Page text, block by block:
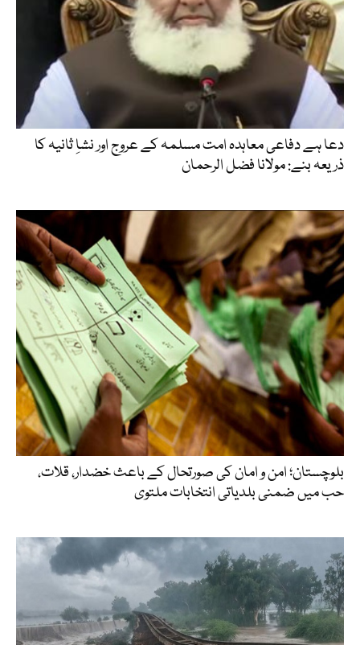
دعا ہے دفاعی معاہدہ امت مسلمہ کے عروج اور نشاِ ثانیہ کا
ذریعہ بنے: مولانا فضل الرحمان
بلوچستان؛ امن و امان کی صورتحال کے باعث خضدار، قلات،
حب میں ضمنی بلدیاتی انتخابات ملتوی